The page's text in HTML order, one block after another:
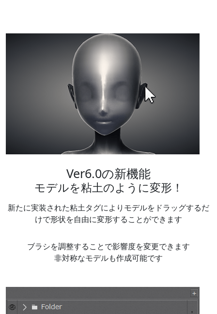
Ver6.0の新機能
モデルを粘土のように変形！
新たに実装された粘土タグによりモデルをドラッグするだ
けで形状を自由に変形することができます
ブラシを調整することで影響度を変更できます
非対称なモデルも作成可能です